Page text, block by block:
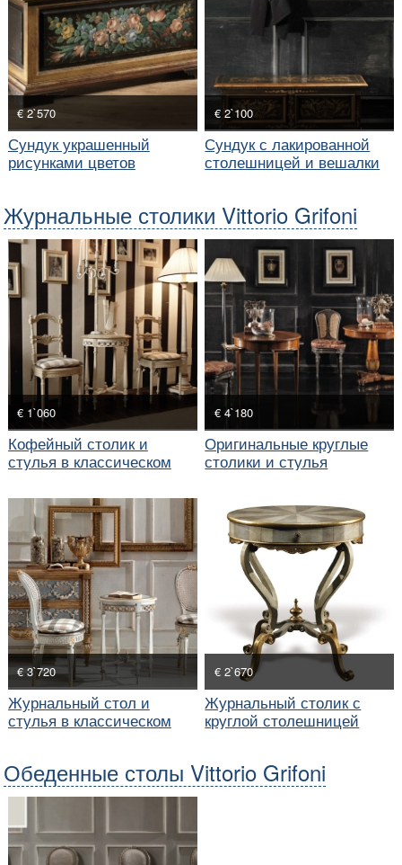
€ 2`570
Сундук украшенный
рисунками цветов
€ 2`100
Сундук с лакированной
столешницей и вешалки
Журнальные столики Vittorio Grifoni
€ 1`060
Кофейный столик и
стулья в классическом
€ 4`180
Оригинальные круглые
столики и стулья
€ 3`720
Журнальный стол и
стулья в классическом
€ 2`670
Журнальный столик с
круглой столешницей
Обеденные столы Vittorio Grifoni